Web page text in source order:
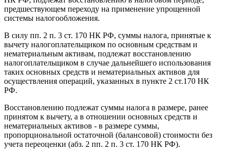
предшествующем переходу на применение упрощенной
системы налогообложения.
В силу пп. 2 п. 3 ст. 170 НК РФ, суммы налога, принятые к
вычету налогоплательщиком по основным средствам и
нематериальным активам, подлежат восстановлению
налогоплательщиком в случае дальнейшего использования
таких основных средств и нематериальных активов для
осуществления операций, указанных в пункте 2 ст.170 НК
РФ.
Восстановлению подлежат суммы налога в размере, ранее
принятом к вычету, а в отношении основных средств и
нематериальных активов - в размере суммы,
пропорциональной остаточной (балансовой) стоимости без
учета переоценки (абз. 2 пп. 2 п. 3 ст. 170 НК РФ).